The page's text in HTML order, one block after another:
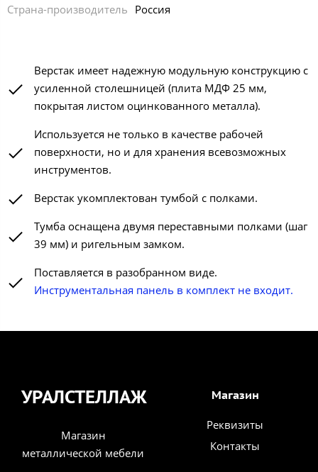
Страна-производитель Россия
Верстак имеет надежную модульную конструкцию с
усиленной столешницей (плита МДФ 25 мм,
покрытая листом оцинкованного металла).
Используется не только в качестве рабочей
поверхности, но и для хранения всевозможных
инструментов.
Верстак укомплектован тумбой с полками.
Тумба оснащена двумя переставными полками (шаг
39 мм) и ригельным замком.
Поставляется в разобранном виде.
Инструментальная панель в комплект не входит.
УРАЛСТЕЛЛАЖ
Магазин
металлической мебели
Магазин
Реквизиты
Контакты